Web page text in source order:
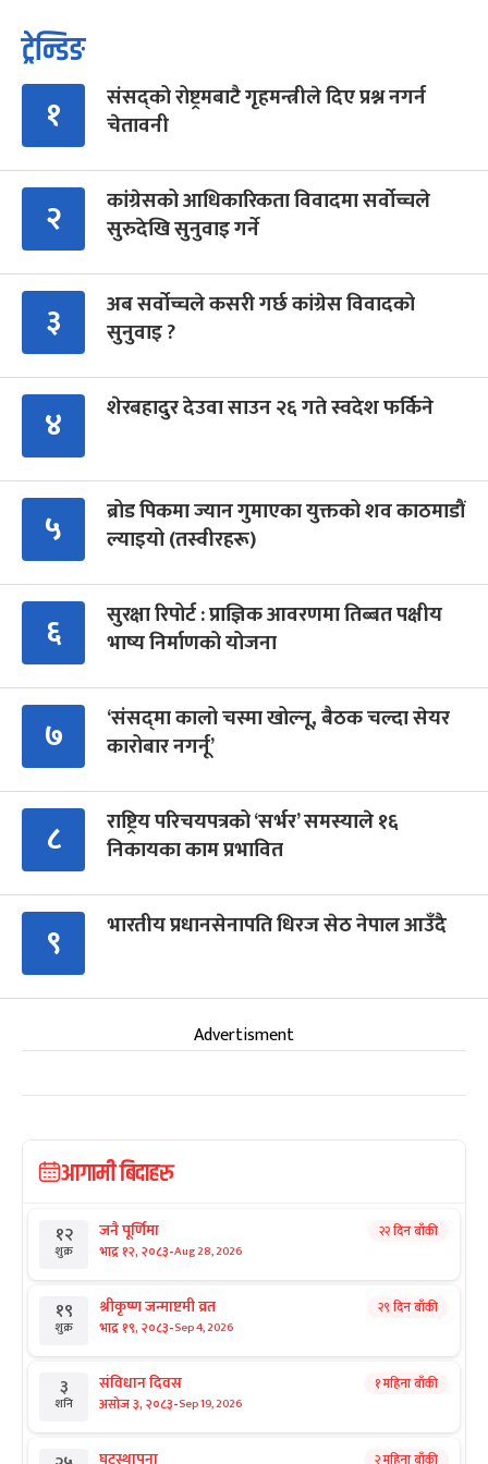
ट्रेन्डिङ
१
संसद्को रोष्ट्रमबाटै गृहमन्त्रीले दिए प्रश्न नगर्न
चेतावनी
२
कांग्रेसको आधिकारिकता विवादमा सर्वोच्चले
सुरुदेखि सुनुवाइ गर्ने
३
अब सर्वोच्चले कसरी गर्छ कांग्रेस विवादको
सुनुवाइ ?
४ शेरबहादुर देउवा साउन २६ गते स्वदेश फर्किने
५
ब्रोड पिकमा ज्यान गुमाएका युक्तको शव काठमाडौं
ल्याइयो (तस्वीरहरू)
६
सुरक्षा रिपोर्ट : प्राज्ञिक आवरणमा तिब्बत पक्षीय
भाष्य निर्माणको योजना
७
‘संसद्‍मा कालो चस्मा खोल्नू, बैठक चल्दा सेयर
कारोबार नगर्नू’
८
राष्ट्रिय परिचयपत्रको ‘सर्भर’ समस्याले १६
निकायका काम प्रभावित
९ भारतीय प्रधानसेनापति धिरज सेठ नेपाल आउँदै
Advertisment
आगामी बिदाहरु
१२
शुक्र
जनै पूर्णिमा
भाद्र १२, २०८३-Aug 28, 2026
२२ दिन बाँकी
१९
शुक्र
श्रीकृष्ण जन्माष्टमी व्रत
भाद्र १९, २०८३-Sep 4, 2026
२९ दिन बाँकी
३
शनि
संविधान दिवस
असोज ३, २०८३-Sep 19, 2026
१ महिना बाँकी
२ महिना बाँकी